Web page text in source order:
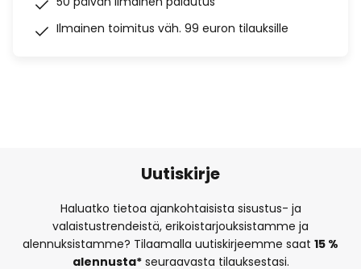
Ilmainen toimitus väh. 99 euron tilauksille
Uutiskirje
Haluatko tietoa ajankohtaisista sisustus- ja
valaistustrendeistä, erikoistarjouksistamme ja
alennuksistamme? Tilaamalla uutiskirjeemme saat 15 %
alennusta*seuraavasta tilauksestasi.